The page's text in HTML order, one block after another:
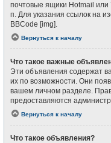
почтовые ящики Hotmail
п. Для указания ссылок на
BBCode [img].
Вернуться к началу
Что такое важные
Эти объявления содержат
их по возможности. Они
вашем личном разделе.
предоставляются
Вернуться к началу
Что такое объявления?